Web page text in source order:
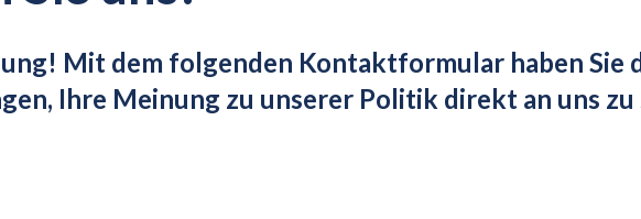
Mit dem folgenden Kontaktformular haben Sie
Ihre Meinung zu unserer Politik direkt an uns zu